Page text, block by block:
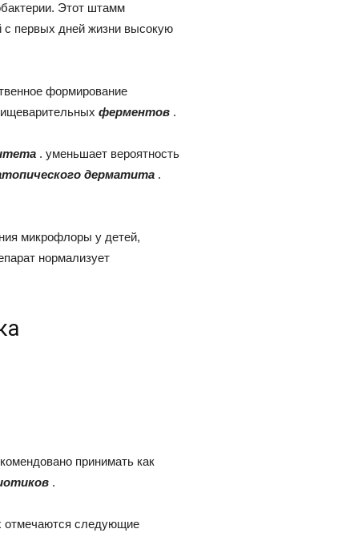
Этот штамм
с первых дней жизни высокую
формирование
ферментов .
. уменьшает вероятность
дерматита .
микрофлоры у детей,
нормализует
принимать как
.
отмечаются следующие